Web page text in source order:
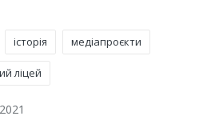
історія медіапроєкти
ліцей